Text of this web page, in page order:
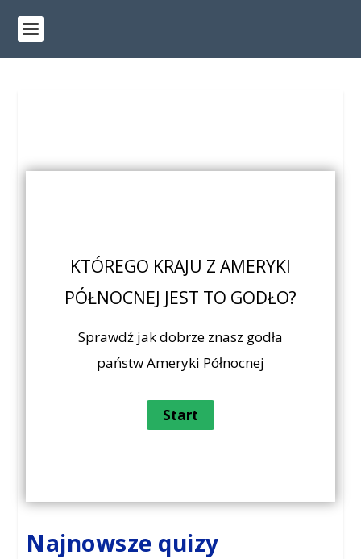
KTÓREGO KRAJU Z AMERYKI
PÓŁNOCNEJ JEST TO GODŁO?
Sprawdź jak dobrze znasz godła
państw Ameryki Północnej
Najnowsze quizy